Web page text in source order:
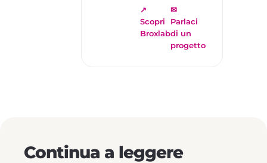
↗
Scopri
Broxlab
✉
Parlaci
di un
progetto
Continua a leggere